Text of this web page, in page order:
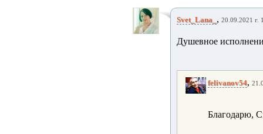
Svet_Lana_ , 20.09.2021 г.
Душевное
felivanov54,
Благодарю,